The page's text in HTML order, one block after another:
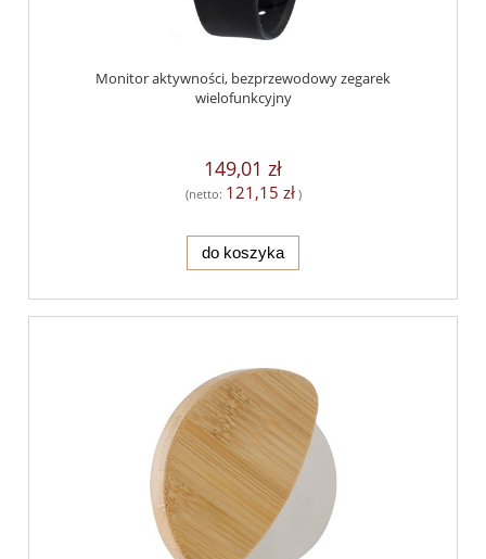
Monitor aktywności, bezprzewodowy zegarek
wielofunkcyjny
149,01 zł
(netto: 121,15 zł)
do koszyka